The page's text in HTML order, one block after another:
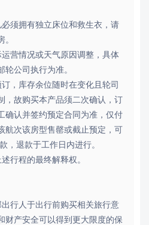
须拥有独立床位和救生衣，请
营情况或天气原因调整，具体
公司执行为准。
，库存余位随时在变化且轮司
，故购买本产品须二次确认，订
确认并签约预定合同为准，仅付
航次该房型售罄或截止预定，可
，退款于工作日内进行。
行程的最终解释权。
行人于出行前购买相关旅行意
财产安全可以得到更大限度的保